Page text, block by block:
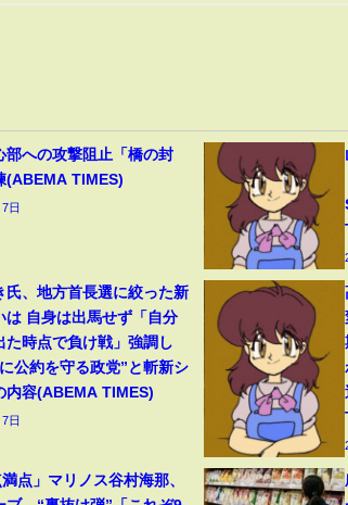
部への攻撃阻止「橋の封
(ABEMA TIMES)
日
氏、地方首長選に絞った新
は 自身は出馬せず「自分
た時点で負け戦」強調し
公約を守る政党”と斬新シ
内容(ABEMA TIMES)
日
満点」マリノス谷村海那、